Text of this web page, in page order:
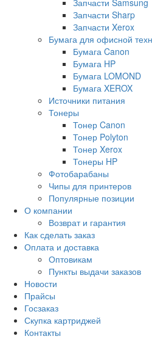
Запчасти Sharp
Запчасти Xerox
Бумага для офисной
Бумага Canon
Бумага HP
Бумага LOMOND
Бумага XEROX
Источники питания
Тонеры
Тонер Canon
Тонер Polyton
Тонер Xerox
Тонеры HP
Фотобарабаны
Чипы для принтеров
Популярные позиции
О компании
Возврат и гарантия
Как сделать заказ
Оплата и доставка
Оптовикам
Пункты выдачи заказов
Новости
Прайсы
Госзаказ
Скупка картриджей
Контакты